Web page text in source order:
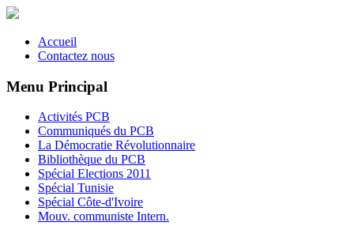
Accueil
Contactez nous
Menu Principal
Activités PCB
Communiqués du PCB
La Démocratie Révolutionnaire
Bibliothèque du PCB
Spécial Elections 2011
Spécial Tunisie
Spécial Côte-d'Ivoire
Mouv. communiste Intern.